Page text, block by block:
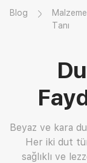
Blog
Tanı
Beyaz ve kara
Her iki dut
sağlıklı ve